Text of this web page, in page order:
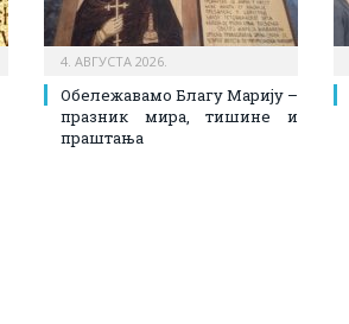
4. АВГУСТА 2026.
Обележавамо Благу Марију –
празник мира, тишине и
праштања